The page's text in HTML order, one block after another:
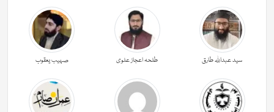
سید عبداللہ طارق طلحہ اعجاز علوی صہیب یعقوب